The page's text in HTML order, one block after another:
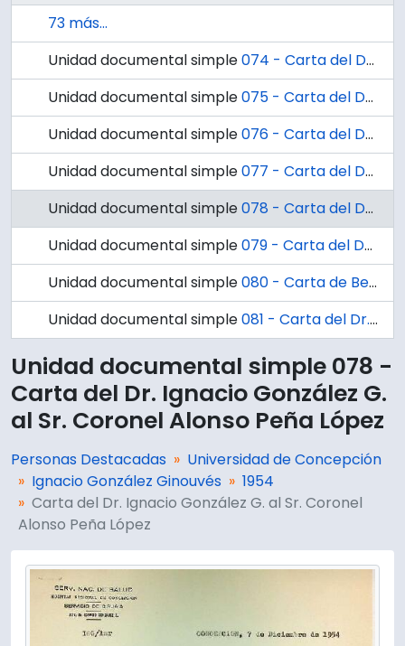
73 más...
Unidad documental simple074 - Carta del Dr. Ignacio González G. al Dr. Pablo Gerzanits
Unidad documental simple075 - Carta del Dr. Ignacio González G. al Prefecto Jefe de Carabineros de Concepción
Unidad documental simple076 - Carta del Dr. Eduardo Cáceres al Dr. Ignacio González G.
Unidad documental simple077 - Carta del Dr. Ignacio González G. al Dr. Edgardo Enríquez Frodden
Unidad documental simple078 - Carta del Dr. Ignacio González G. al Sr. Coronel Alonso Peña López
Unidad documental simple079 - Carta del Doctor H. B. Castle al Dr. Ignacio González G.
Unidad documental simple080 - Carta de Benjamin Horning al Dr. Ignacio González G.
Unidad documental simple081 - Carta del Dr. Ignacio González G. a su amigo Dr. R.V.O.
Unidad documental simple 078 -
Carta del Dr. Ignacio González G.
al Sr. Coronel Alonso Peña López
Personas Destacadas
Universidad de Concepción
Ignacio González Ginouvés
1954
Carta del Dr. Ignacio González G. al Sr. Coronel
Alonso Peña López